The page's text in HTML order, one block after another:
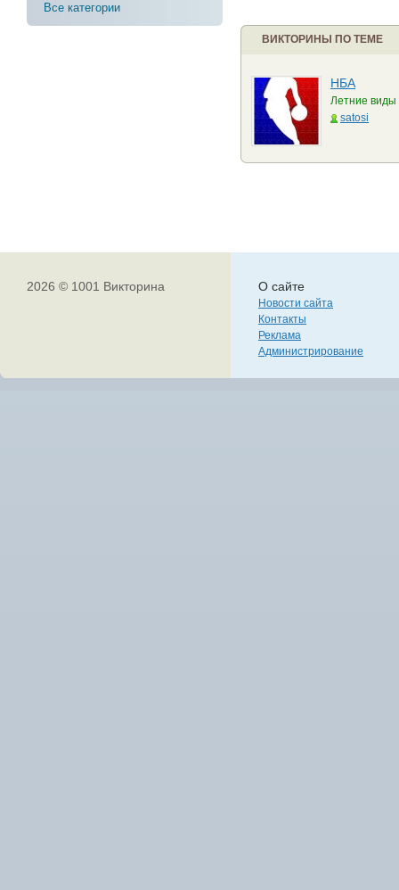
Все категории
ВИКТОРИНЫ ПО ТЕМЕ
НБА
Летние виды
satosi
2026 © 1001 Викторина О сайте
Новости сайта
Контакты
Реклама
Администрирование